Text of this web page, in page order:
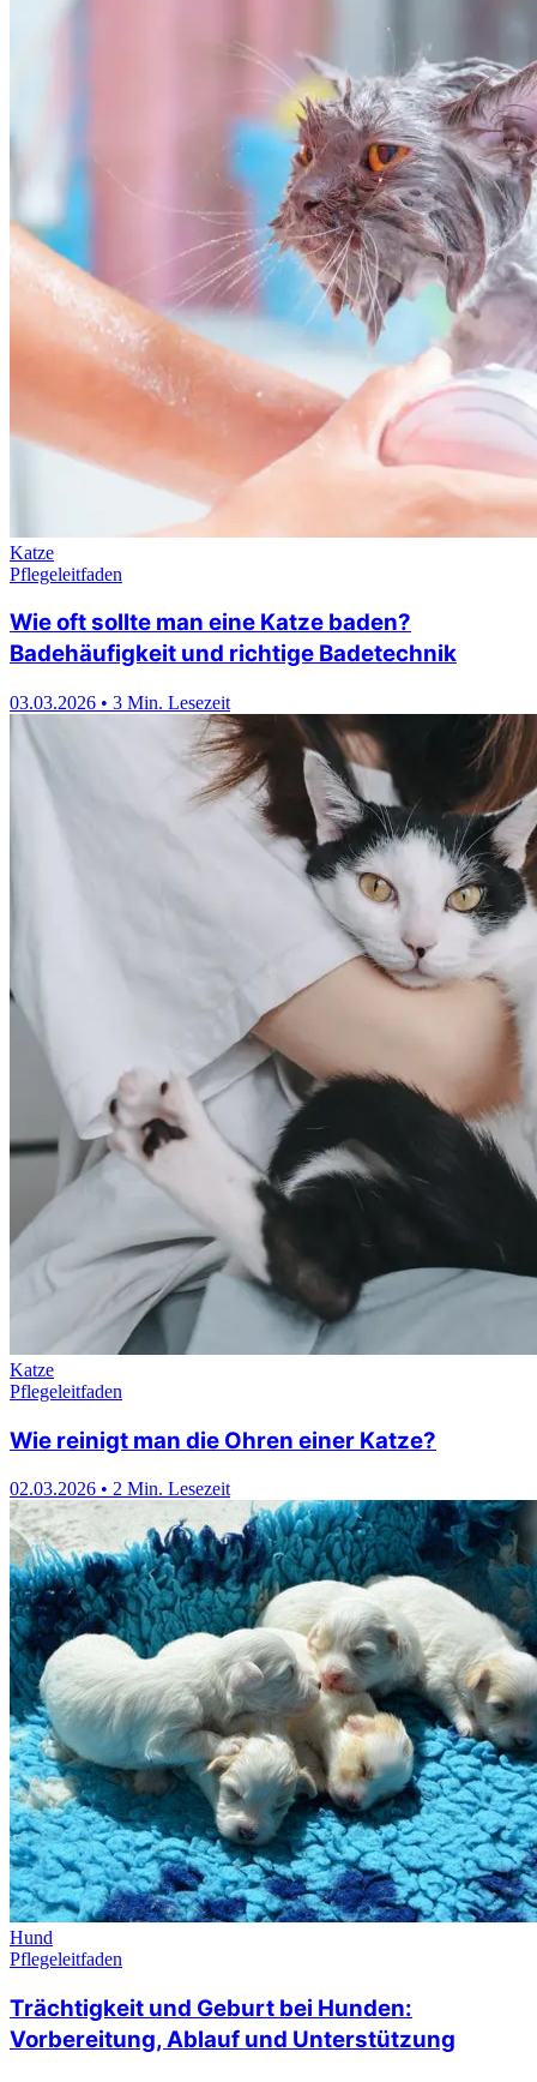
Warum bekommen Katzen Verfilzungen? Und
wie kann man sie entfernen?
04.03.2026 5 Min. Lesezeit
Wie oft sollte man eine Katze baden?
Badehäufigkeit und richtige Badetechnik
03.03.2026 3 Min. Lesezeit
Katze
Pflegeleitfaden
Wie reinigt man die Ohren einer Katze?
02.03.2026• 2 Min. Lesezeit